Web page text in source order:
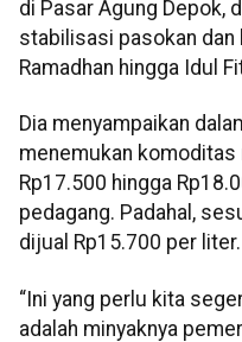
di Pasar Agung Depok,
stabilisasi pasokan dan
Ramadhan hingga Idul
Dia menyampaikan
menemukan komoditas
Rp17.500 hingga
pedagang. Padahal,
dijual Rp15.700 per liter.
“Ini yang perlu kita
adalah minyaknya